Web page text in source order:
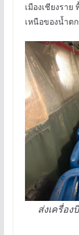
เมืองเชียงรา
เหนือของน้ำต
ส่งเครื่อ